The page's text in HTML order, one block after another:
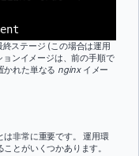
ステージ (この場合は運用
ンイメージは、前の手順で
かれた単なる nginxイメー
は非常に重要です。 運用環
とがいくつかあります。